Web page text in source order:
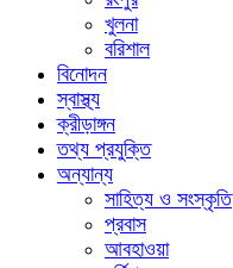
খুলনা
বরিশাল
বিনোদন
স্বাস্থ্য
ক্রীড়াঙ্গন
তথ্য প্রযুক্তি
অন্যান্য
সাহিত্য ও সংস্কৃতি
প্রবাস
আবহাওয়া